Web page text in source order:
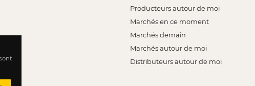
Producteurs autour de moi
Marchés en ce moment
Marchés demain
Marchés autour de moi
Distributeurs autour de moi